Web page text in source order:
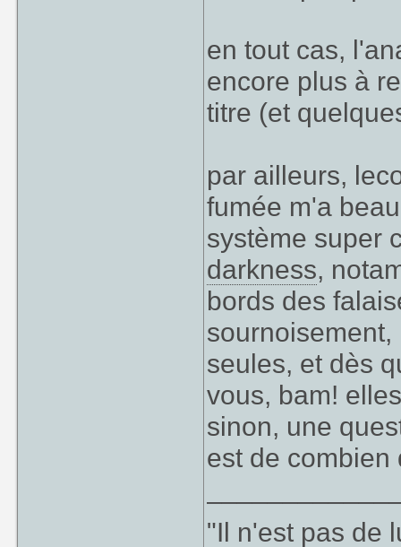
en tout cas,
encore plus à
titre (et
par ailleurs,
fumée m'a
système super
darkness,
bords des
seules, et dès
vous, bam!
sinon, une
est de combien
"Il n'est pas de